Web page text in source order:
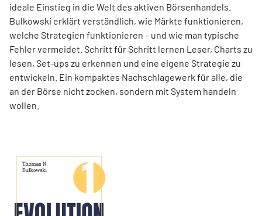
ideale Einstieg in die Welt des aktiven Börsenhandels.
Bulkowski erklärt verständlich, wie Märkte funktionieren,
welche Strategien funktionieren – und wie man typische
Fehler vermeidet. Schritt für Schritt lernen Leser, Charts zu
lesen, Set-ups zu erkennen und eine eigene Strategie zu
entwickeln. Ein kompaktes Nachschlagewerk für alle, die
an der Börse nicht zocken, sondern mit System handeln
wollen.